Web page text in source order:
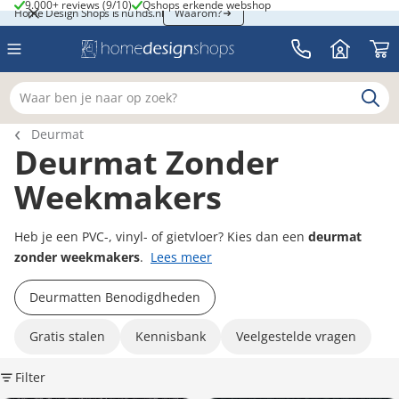
Home Design Shops is nu hds.nl
Home Design Shops is nu hds.nl Waarom?
9.000+ reviews (9/10)
9.000+ reviews (9/10) Qshops erkende webshop
Qshops erkende webshop
Waar ben je naar op zoek?
Breadcrumb navigatie
Deurmat
Deurmat Zonder
Weekmakers
Heb je een PVC-, vinyl- of gietvloer? Kies dan een deurmat
zonder weekmakers. Lees meer
Deurmatten Benodigdheden
Gratis stalen Kennisbank Veelgestelde vragen
Filter